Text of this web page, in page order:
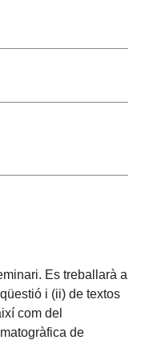
Es treballarà a
i (ii) de textos
com del
de